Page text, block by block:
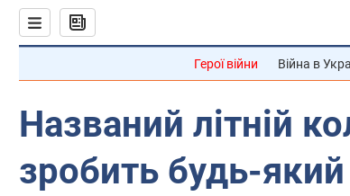
Герої війни Війна в
Названий літній
зробить будь-